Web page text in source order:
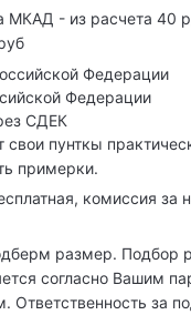
МКАД - из расчета 40
Федерации
СДЕК
пунткы
примерки.
комиссия за
размер. Подбор
согласно Вашим
Ответственность за